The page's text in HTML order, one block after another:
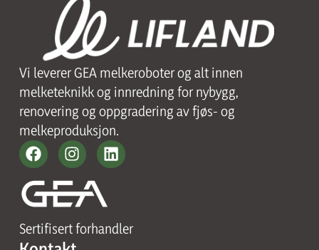
Vi leverer GEA melkeroboter og alt innen
melketeknikk og innredning for nybygg,
renovering og oppgradering av fjøs- og
melkeproduksjon.
Sertifisert forhandler